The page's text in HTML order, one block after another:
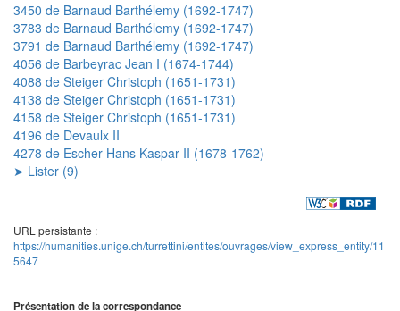
3450 de Barnaud Barthélemy (1692-1747)
3783 de Barnaud Barthélemy (1692-1747)
3791 de Barnaud Barthélemy (1692-1747)
4056 de Barbeyrac Jean I (1674-1744)
4088 de Steiger Christoph (1651-1731)
4138 de Steiger Christoph (1651-1731)
4158 de Steiger Christoph (1651-1731)
4196 de Devaulx II
4278 de Escher Hans Kaspar II (1678-1762)
➤ Lister (9)
URL persistante :
https://humanities.unige.ch/turrettini/entites/ouvrages/view_express_entity/11
5647
Présentation de la correspondance